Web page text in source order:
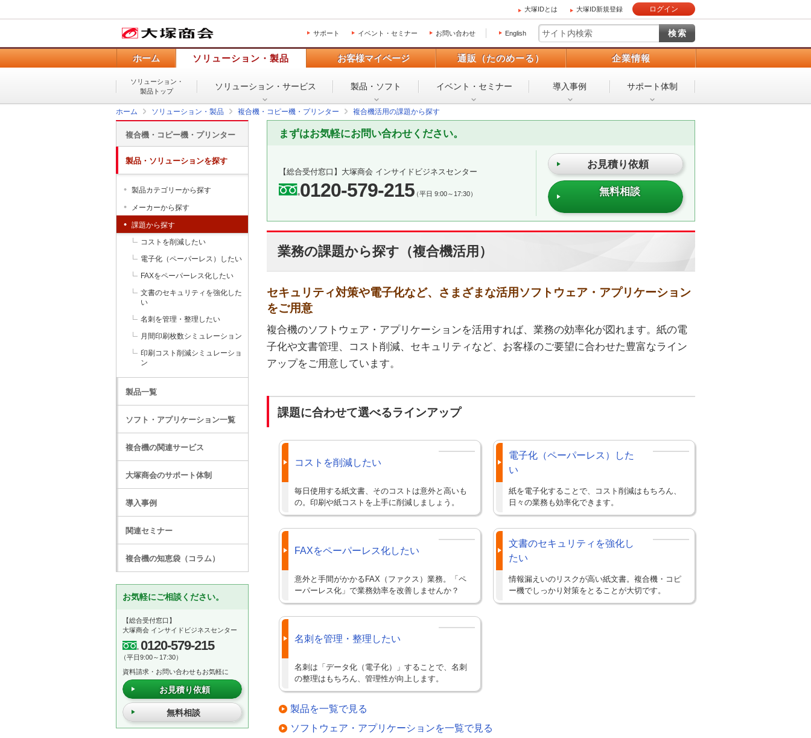
大塚IDとは 大塚ID新規登録 ログイン
サポート イベント・セミナー お問い合わせ English
ホーム ソリューション・製品 お客様マイページ 通販（たのめーる） 企業情報
ソリューション・
製品トップ
ソリューション・ サービス 製品・ソフト イベント・ セミナー 導入事例 サポート体制
ホーム ソリューション・製品 複合機・コピー機・プリンター 複合機活用の課題から探す
まずはお気軽にお問い合わせください。
【総合受付窓口】 大塚商会 インサイドビジネスセンター
0120-579-215（平日 9:00～17:30）
お見積り依頼
無料相談
業務の課題から探す（複合機活用）
セキュリティ対策や電子化など、さまざまな活用ソフトウェア・アプリケーション
をご用意
複合機のソフトウェア・アプリケーションを活用すれば、業務の効率化が図れます。紙の電
子化や文書管理、コスト削減、セキュリティなど、お客様のご要望に合わせた豊富なライン
アップをご用意しています。
課題に合わせて選べるラインアップ
コストを削減したい
毎日使用する紙文書、そのコストは意外と高いも
の。印刷や紙コストを上手に削減しましょう。
電子化（ペーパーレス）した
い
紙を電子化することで、コスト削減はもちろん、
日々の業務も効率化できます。
FAXをペーパーレス化したい
意外と手間がかかるFAX（ファクス）業務。「ペ
ーパーレス化」で業務効率を改善しませんか？
文書のセキュリティを強化し
たい
情報漏えいのリスクが高い紙文書。複合機・コピ
ー機でしっかり対策をとることが大切です。
名刺を管理・整理したい
名刺は「データ化（電子化）」することで、名刺
の整理はもちろん、管理性が向上します。
製品を一覧で見る
ソフトウェア・アプリケーションを一覧で見る
複合機・コピー機・プリンター
製品・ソリューションを探す
製品カテゴリーから探す
メーカーから探す
課題から探す
コストを削減したい
電子化（ペーパーレス）したい
FAXをペーパーレス化したい
文書のセキュリティを強化した
い
名刺を管理・整理したい
月間印刷枚数シミュレーション
印刷コスト削減シミュレーショ
ン
製品一覧
ソフト・アプリケーション一覧
複合機の関連サービス
大塚商会のサポート体制
導入事例
関連セミナー
複合機の知恵袋（コラム）
お気軽にご相談ください。
【総合受付窓口】
大塚商会 インサイドビジネスセンター
0120-579-215
（平日9:00～17:30）
資料請求・お問い合わせもお気軽に
お見積り依頼
無料相談